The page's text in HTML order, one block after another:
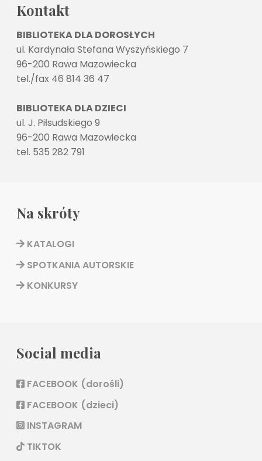
Kontakt
BIBLIOTEKA DLA DOROSŁYCH
ul. Kardynała Stefana Wyszyńskiego 7
96-200 Rawa Mazowiecka
tel./fax 46 814 36 47
BIBLIOTEKA DLA DZIECI
ul. J. Piłsudskiego 9
96-200 Rawa Mazowiecka
tel. 535 282 791
Na skróty
KATALOGI
SPOTKANIA AUTORSKIE
KONKURSY
Social media
FACEBOOK (dorośli)
FACEBOOK (dzieci)
INSTAGRAM
TIKTOK